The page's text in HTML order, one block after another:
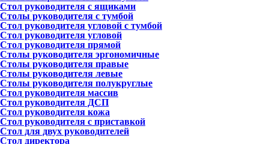
Стол руководителя с ящиками
Столы руководителя с тумбой
Стол руководителя угловой с тумбой
Стол руководителя угловой
Стол руководителя прямой
Столы руководителя эргономичные
Столы руководителя правые
Столы руководителя левые
Столы руководителя полукруглые
Стол руководителя массив
Стол руководителя ДСП
Стол руководителя кожа
Стол руководителя с приставкой
Стол для двух руководителей
Стол директора